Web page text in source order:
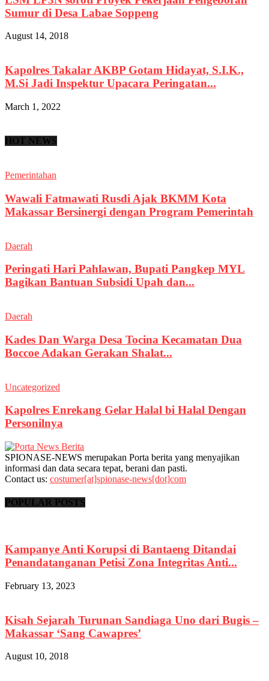
Sumur di Desa Labae Soppeng
August 14, 2018
Kapolres Takalar AKBP Gotam Hidayat, S.I.K.,
M.Si Jadi Inspektur Upacara Peringatan...
March 1, 2022
HOT NEWS
Pemerintahan
Wawali Fatmawati Rusdi Ajak BKMM Kota
Makassar Bersinergi dengan Program Pemerintah
Daerah
Peringati Hari Pahlawan, Bupati Pangkep MYL
Bagikan Bantuan Subsidi Upah dan...
Daerah
Kades Dan Warga Desa Tocina Kecamatan Dua
Boccoe Adakan Gerakan Shalat...
Uncategorized
Kapolres Enrekang Gelar Halal bi Halal Dengan
Personilnya
SPIONASE-NEWS merupakan Porta berita yang menyajikan
informasi dan data secara tepat, berani dan pasti.
Contact us: costumer[at]spionase-news[dot]com
POPULAR POSTS
Kampanye Anti Korupsi di Bantaeng Ditandai
Penandatanganan Petisi Zona Integritas Anti...
February 13, 2023
Kisah Sejarah Turunan Sandiaga Uno dari Bugis –
Makassar ‘Sang Cawapres’
August 10, 2018